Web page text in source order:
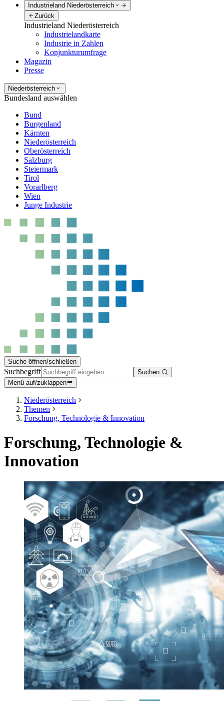
Industrieland Niederösterreich
Zurück
Industrieland Niederösterreich
Industrielandkarte
Industrie in Zahlen
Konjunkturumfrage
Magazin
Presse
Niederösterreich
Bundesland auswählen
Bund
Burgenland
Kärnten
Niederösterreich
Oberösterreich
Salzburg
Steiermark
Tirol
Vorarlberg
Wien
Junge Industrie
Suche öffnen/schließen
Suchbegriff
Suchen
Menü auf/zuklappen
Niederösterreich
Themen
Forschung, Technologie & Innovation
Forschung, Technologie &
Innovation